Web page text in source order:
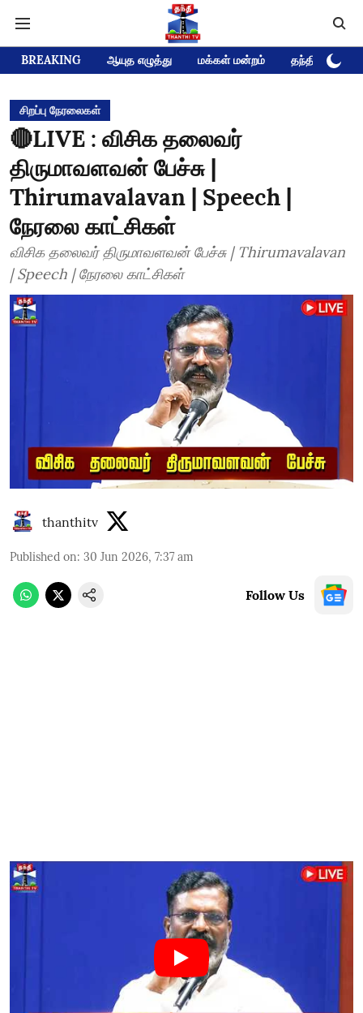
BREAKING ஆயுத எழுத்து மக்கள் மன்றம் தந்தி டிவி
சிறப்பு நேரலைகள்
🔴LIVE : விசிக தலைவர்
திருமாவளவன் பேச்சு |
Thirumavalavan | Speech |
நேரலை காட்சிகள்
விசிக தலைவர் திருமாவளவன் பேச்சு | Thirumavalavan
| Speech | நேரலை காட்சிகள்
thanthitv
Published on: 30 Jun 2026, 7:37 am
Follow Us